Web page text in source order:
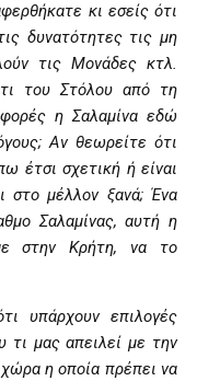
κι εσείς ότι
δυνατότητες τις μη
τις Μονάδες κτλ.
του Στόλου από τη
η Σαλαμίνα εδώ
Αν θεωρείτε ότι
έτσι σχετική ή είναι
στο μέλλον ξανά; Ένα
Σαλαμίνας, αυτή η
στην Κρήτη, να το
υπάρχουν επιλογές
τι μας απειλεί με την
η οποία πρέπει να